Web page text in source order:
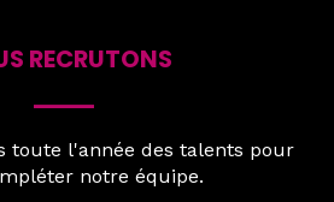
RECRUTONS
toute l'année des talents pour
notre équipe.